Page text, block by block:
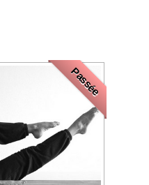
Passée